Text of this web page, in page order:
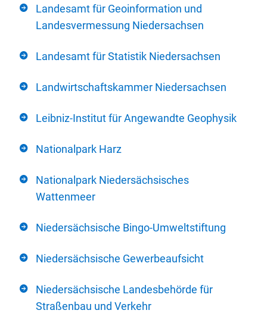
Landesamt für Geoinformation und
Landesvermessung Niedersachsen
Landesamt für Statistik Niedersachsen
Landwirtschaftskammer Niedersachsen
Leibniz-Institut für Angewandte Geophysik
Nationalpark Harz
Nationalpark Niedersächsisches
Wattenmeer
Niedersächsische Bingo-Umweltstiftung
Niedersächsische Gewerbeaufsicht
Niedersächsische Landesbehörde für
Straßenbau und Verkehr